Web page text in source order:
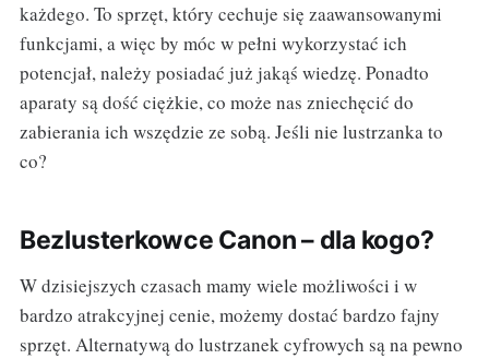
każdego. To sprzęt, który cechuje się zaawansowanymi
funkcjami, a więc by móc w pełni wykorzystać ich
potencjał, należy posiadać już jakąś wiedzę. Ponadto
aparaty są dość ciężkie, co może nas zniechęcić do
zabierania ich wszędzie ze sobą. Jeśli nie lustrzanka to
co?
Bezlusterkowce Canon – dla kogo?
W dzisiejszych czasach mamy wiele możliwości i w
bardzo atrakcyjnej cenie, możemy dostać bardzo fajny
sprzęt. Alternatywą do lustrzanek cyfrowych są na pewno